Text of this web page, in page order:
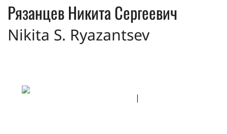
РязанцевНикита Сергеевич
Nikita S. Ryazantsev
|